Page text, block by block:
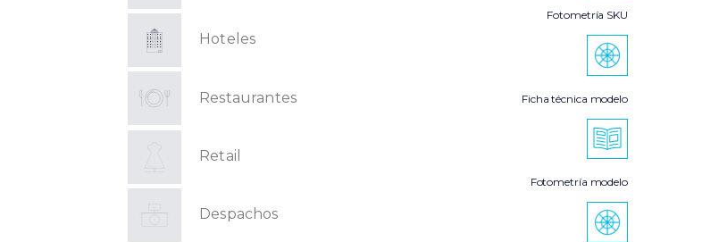
Hoteles
Restaurantes
Retail
Despachos
Fotometría SKU
Ficha técnica modelo
Fotometría modelo